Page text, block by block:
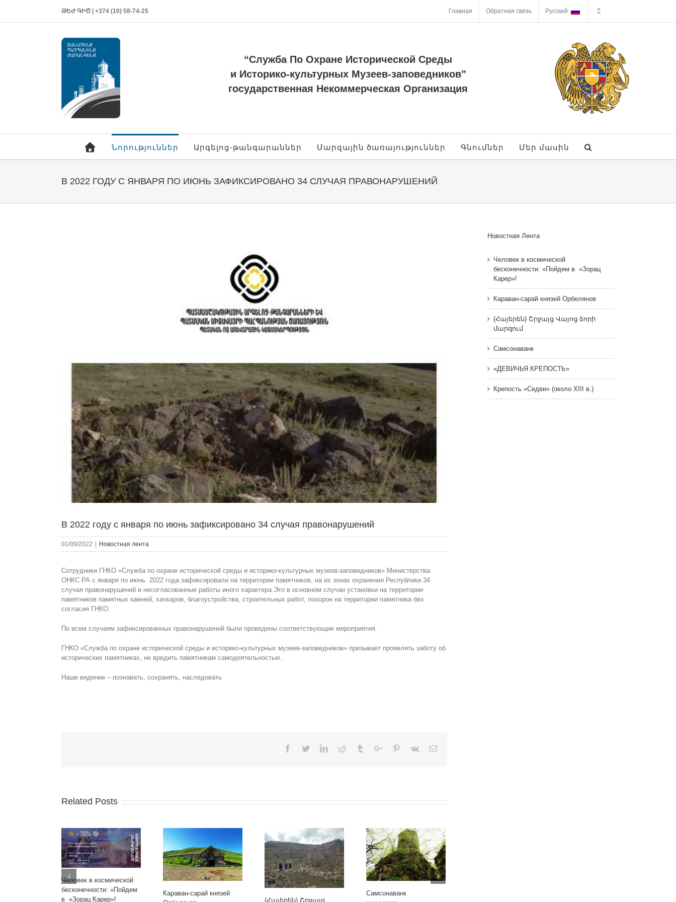
ԹԵԺ ԳԻԾ | +374 (10) 58-74-25 Главная Обратная связь Русский
“Служба По Охране Исторической Среды
и Историко-культурных Музеев-заповедников”
государственная Некоммерческая Организация
Նորություններ Արգելոց-թանգարաններ Մարզային ծառայություններ Գնումներ Մեր մասին
В 2022 ГОДУ С ЯНВАРЯ ПО ИЮНЬ ЗАФИКСИРОВАНО 34 СЛУЧАЯ ПРАВОНАРУШЕНИЙ
В 2022 году с января по июнь зафиксировано 34 случая правонарушений
01/09/2022 Новостная лента
Сотрудники ГНКО «Служба по охране исторической среды и историко-культурных музеев-заповедников» Министерства
ОНКС РА с января по июнь 2022 года зафиксировали на территории памятников, на их зонах охранения Республики 34
случая правонарушений и несогласованные работы иного характера.Это в основном случаи установки на территории
памятников памятных камней, хачкаров, благоустройства, строительных работ, похорон на территории памятника без
согласия ГНКО.
По всем случаям зафиксированных правонарушений были проведены соответствующие мероприятия.
ГНКО «Служба по охране исторической среды и историко-культурных музеев-заповедников» призывает проявлять заботу об
исторических памятниках, не вредить памятникам самодеятельностью․
Наше видение – познавать, сохранять, наследовать
Facebook
TwitterLinkedinReddit TumblrGoogle+Pinterest
Vk Email
Related Posts
Человек в космической
бесконечности: «Пойдем
в «Зорац Карер»!
Караван-сарай князей
(Հայերեն) Շրջայց
Самсонаванк
Новостная Лента
Человек в космической
бесконечности: «Пойдем в «Зорац
Карер»!
Караван-сарай князей Орбелянов
(Հայերեն) Շրջայց Վայոց ձորի
մարզում
Самсонаванк
«ДЕВИЧЬЯ КРЕПОСТЬ»
Крепость «Седви» (около XIII в.)